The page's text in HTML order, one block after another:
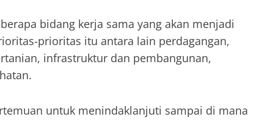
bidang kerja sama yang akan menjadi
prioritas itu antara lain perdagangan,
infrastruktur dan pembangunan,
untuk menindaklanjuti sampai di mana